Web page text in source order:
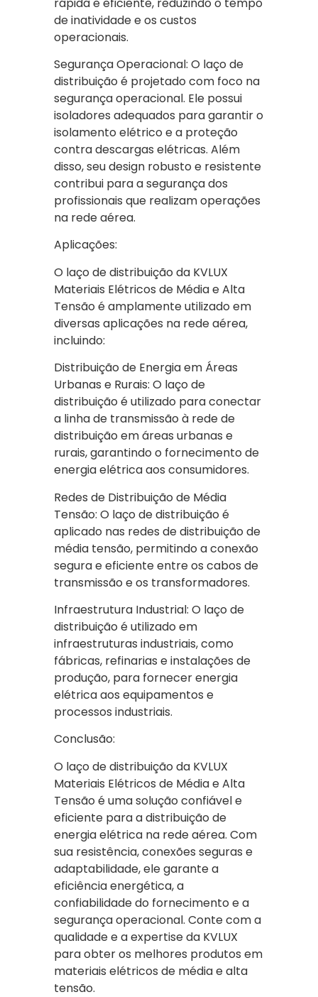
de inatividade e os custos
operacionais.
Segurança Operacional: O laço de
distribuição é projetado com foco na
segurança operacional. Ele possui
isoladores adequados para garantir o
isolamento elétrico e a proteção
contra descargas elétricas. Além
disso, seu design robusto e resistente
contribui para a segurança dos
profissionais que realizam operações
na rede aérea.
Aplicações:
O laço de distribuição da KVLUX
Materiais Elétricos de Média e Alta
Tensão é amplamente utilizado em
diversas aplicações na rede aérea,
incluindo:
Distribuição de Energia em Áreas
Urbanas e Rurais: O laço de
distribuição é utilizado para conectar
a linha de transmissão à rede de
distribuição em áreas urbanas e
rurais, garantindo o fornecimento de
energia elétrica aos consumidores.
Redes de Distribuição de Média
Tensão: O laço de distribuição é
aplicado nas redes de distribuição de
média tensão, permitindo a conexão
segura e eficiente entre os cabos de
transmissão e os transformadores.
Infraestrutura Industrial: O laço de
distribuição é utilizado em
infraestruturas industriais, como
fábricas, refinarias e instalações de
produção, para fornecer energia
elétrica aos equipamentos e
processos industriais.
Conclusão:
O laço de distribuição da KVLUX
Materiais Elétricos de Média e Alta
Tensão é uma solução confiável e
eficiente para a distribuição de
energia elétrica na rede aérea. Com
sua resistência, conexões seguras e
adaptabilidade, ele garante a
eficiência energética, a
confiabilidade do fornecimento e a
segurança operacional. Conte com a
qualidade e a expertise da KVLUX
para obter os melhores produtos em
materiais elétricos de média e alta
tensão.